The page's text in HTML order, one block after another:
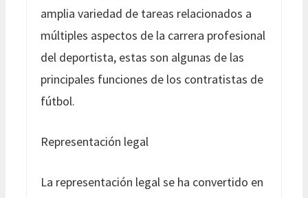
amplia variedad de tareas relacionados a
múltiples aspectos de la carrera profesional
del deportista, estas son algunas de las
principales funciones de los contratistas de
fútbol.
Representación legal
La representación legal se ha convertido en